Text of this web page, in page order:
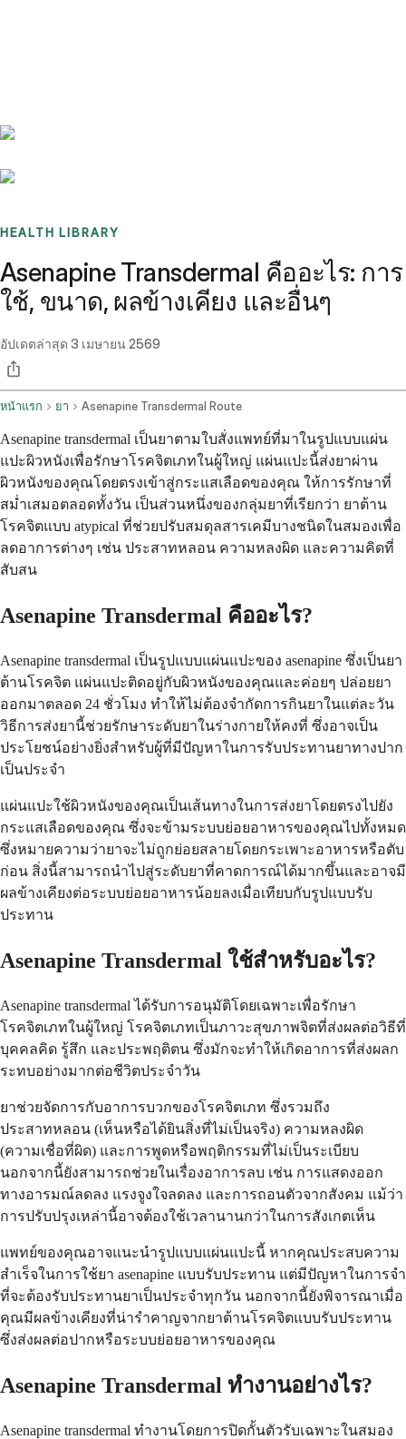
HEALTH LIBRARY
Asenapine Transdermal คืออะไร: การ
ใช้, ขนาด, ผลข้างเคียง และอื่นๆ
อัปเดตล่าสุด 3 เมษายน 2569
หน้าแรก ยา Asenapine Transdermal Route
Asenapine transdermal เป็นยาตามใบสั่งแพทย์ที่มาในรูปแบบแผ่น
แปะผิวหนังเพื่อรักษาโรคจิตเภทในผู้ใหญ่ แผ่นแปะนี้ส่งยาผ่าน
ผิวหนังของคุณโดยตรงเข้าสู่กระแสเลือดของคุณ ให้การรักษาที่
สม่ำเสมอตลอดทั้งวัน เป็นส่วนหนึ่งของกลุ่มยาที่เรียกว่า ยาต้าน
โรคจิตแบบ atypical ที่ช่วยปรับสมดุลสารเคมีบางชนิดในสมองเพื่อ
ลดอาการต่างๆ เช่น ประสาทหลอน ความหลงผิด และความคิดที่
สับสน
Asenapine Transdermal คืออะไร?
Asenapine transdermal เป็นรูปแบบแผ่นแปะของ asenapine ซึ่งเป็นยา
ต้านโรคจิต แผ่นแปะติดอยู่กับผิวหนังของคุณและค่อยๆ ปล่อยยา
ออกมาตลอด 24 ชั่วโมง ทำให้ไม่ต้องจำกัดการกินยาในแต่ละวัน
วิธีการส่งยานี้ช่วยรักษาระดับยาในร่างกายให้คงที่ ซึ่งอาจเป็น
ประโยชน์อย่างยิ่งสำหรับผู้ที่มีปัญหาในการรับประทานยาทางปาก
เป็นประจำ
แผ่นแปะใช้ผิวหนังของคุณเป็นเส้นทางในการส่งยาโดยตรงไปยัง
กระแสเลือดของคุณ ซึ่งจะข้ามระบบย่อยอาหารของคุณไปทั้งหมด
ซึ่งหมายความว่ายาจะไม่ถูกย่อยสลายโดยกระเพาะอาหารหรือตับ
ก่อน สิ่งนี้สามารถนำไปสู่ระดับยาที่คาดการณ์ได้มากขึ้นและอาจมี
ผลข้างเคียงต่อระบบย่อยอาหารน้อยลงเมื่อเทียบกับรูปแบบรับ
ประทาน
Asenapine Transdermal ใช้สำหรับอะไร?
Asenapine transdermal ได้รับการอนุมัติโดยเฉพาะเพื่อรักษา
โรคจิตเภทในผู้ใหญ่ โรคจิตเภทเป็นภาวะสุขภาพจิตที่ส่งผลต่อวิธีที่
บุคคลคิด รู้สึก และประพฤติตน ซึ่งมักจะทำให้เกิดอาการที่ส่งผลก
ระทบอย่างมากต่อชีวิตประจำวัน
ยาช่วยจัดการกับอาการบวกของโรคจิตเภท ซึ่งรวมถึง
ประสาทหลอน (เห็นหรือได้ยินสิ่งที่ไม่เป็นจริง) ความหลงผิด
(ความเชื่อที่ผิด) และการพูดหรือพฤติกรรมที่ไม่เป็นระเบียบ
นอกจากนี้ยังสามารถช่วยในเรื่องอาการลบ เช่น การแสดงออก
ทางอารมณ์ลดลง แรงจูงใจลดลง และการถอนตัวจากสังคม แม้ว่า
การปรับปรุงเหล่านี้อาจต้องใช้เวลานานกว่าในการสังเกตเห็น
แพทย์ของคุณอาจแนะนำรูปแบบแผ่นแปะนี้ หากคุณประสบความ
สำเร็จในการใช้ยา asenapine แบบรับประทาน แต่มีปัญหาในการจำ
ที่จะต้องรับประทานยาเป็นประจำทุกวัน นอกจากนี้ยังพิจารณาเมื่อ
คุณมีผลข้างเคียงที่น่ารำคาญจากยาต้านโรคจิตแบบรับประทาน
ซึ่งส่งผลต่อปากหรือระบบย่อยอาหารของคุณ
Asenapine Transdermal ทำงานอย่างไร?
Asenapine transdermal ทำงานโดยการปิดกั้นตัวรับเฉพาะในสมอง